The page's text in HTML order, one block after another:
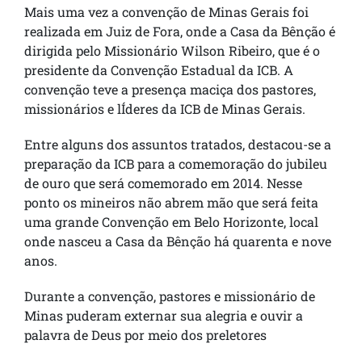
Mais uma vez a convenção de Minas Gerais foi
realizada em Juiz de Fora, onde a Casa da Bênção é
dirigida pelo Missionário Wilson Ribeiro, que é o
presidente da Convenção Estadual da ICB. A
convenção teve a presença maciça dos pastores,
missionários e lÍderes da ICB de Minas Gerais.
Entre alguns dos assuntos tratados, destacou-se a
preparação da ICB para a comemoração do jubileu
de ouro que será comemorado em 2014. Nesse
ponto os mineiros não abrem mão que será feita
uma grande Convenção em Belo Horizonte, local
onde nasceu a Casa da Bênção há quarenta e nove
anos.
Durante a convenção, pastores e missionário de
Minas puderam externar sua alegria e ouvir a
palavra de Deus por meio dos preletores